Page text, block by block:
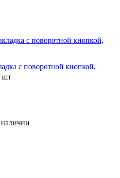
с поворотной кнопкой,
шт